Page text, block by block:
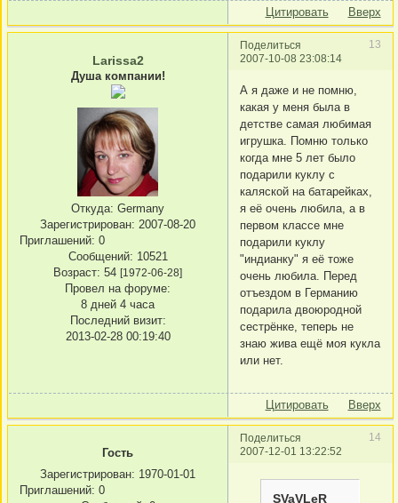
Цитировать Вверх
Поделиться
13
2007-10-08 23:08:14
Larissa2
Душа компании!
Откуда: Germany
Зарегистрирован: 2007-08-20
Приглашений: 0
Сообщений: 10521
Возраст: 54 [1972-06-28]
Провел на форуме:
8 дней 4 часа
Последний визит:
2013-02-28 00:19:40
А я даже и не помню,
какая у меня была в
детстве самая любимая
игрушка. Помню только
когда мне 5 лет было
подарили куклу с
каляской на батарейках,
я её очень любила, а в
первом классе мне
подарили куклу
"индианку" я её тоже
очень любила. Перед
отъездом в Германию
подарила двоюродной
сестрёнке, теперь не
знаю жива ещё моя кукла
или нет.
Цитировать Вверх
Поделиться
14
2007-12-01 13:22:52
Гость
Зарегистрирован: 1970-01-01
Приглашений: 0
SVaVLeR